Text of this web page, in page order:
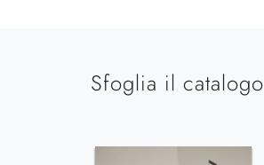
Sfoglia il catalogo